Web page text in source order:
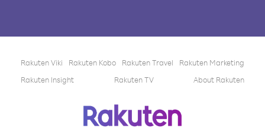
Rakuten Viki Rakuten Kobo Rakuten Travel
Rakuten Marketing
Rakuten Insight
Rakuten TV About Rakuten